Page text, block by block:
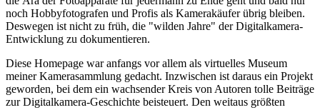
noch Hobbyfotografen und Profis als Kamerakäufer übrig bleiben.
Deswegen ist nicht zu früh, die "wilden Jahre" der Digitalkamera-
Entwicklung zu dokumentieren.
Diese Homepage war anfangs vor allem als virtuelles Museum
meiner Kamerasammlung gedacht. Inzwischen ist daraus ein Projekt
geworden, bei dem ein wachsender Kreis von Autoren tolle Beiträge
zur Digitalkamera-Geschichte beisteuert. Den weitaus größten